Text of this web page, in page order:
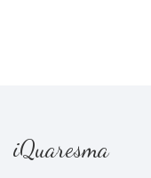
iQuaresma